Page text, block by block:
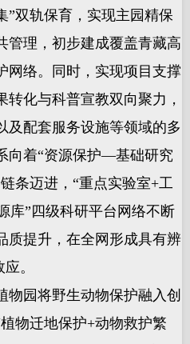
”双轨保育，实现主园精保
管理，初步建成覆盖青藏高
网络。同时，实现项目支撑
化与科普宣教双向聚力，
及配套服务设施等领域的多
向着“资源保护—基础研究
条迈进，“重点实验室+工
库”四级科研平台网络不断
质提升，在全网形成具有辨
。
园将野生动物保护融入创
物迁地保护+动物救护繁